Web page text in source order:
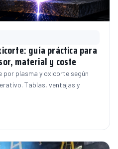
guía práctica para
material y coste
plasma y oxicorte según
Tablas, ventajas y